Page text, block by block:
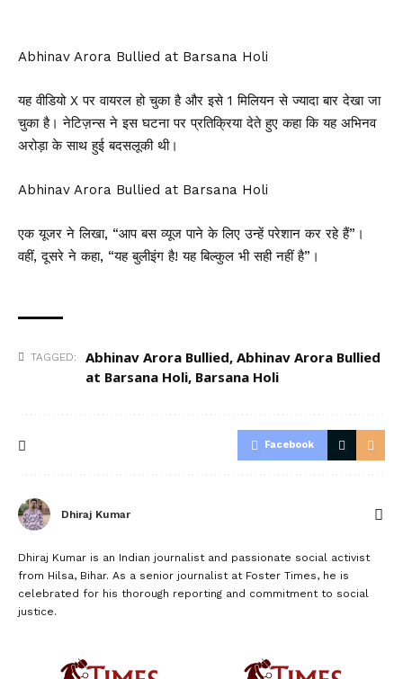
Abhinav Arora Bullied at Barsana Holi
यहवीडियोX पर वायरल हो चुका है और इसे 1 मिलियन से ज्यादा बार देखा जा
चुका है। नेटिज़न्स ने इस घटना पर प्रतिक्रिया देते हुए कहा कि यह अभिनव
अरोड़ा के साथ हुई बदसलूकी थी।
Abhinav Arora Bullied at Barsana Holi
एक यूजर ने लिखा, “आप बस व्यूज पाने के लिए उन्हें परेशान कर रहे हैं”।
वहीं, दूसरे ने कहा, “यह बुलीइंग है! यह बिल्कुल भी सही नहीं है”।
TAGGED: Abhinav Arora Bullied, Abhinav Arora Bullied
at Barsana Holi, Barsana Holi
Facebook
Dhiraj Kumar
Dhiraj Kumar is an Indian journalist and passionate social activist
from Hilsa, Bihar. As a senior journalist at Foster Times, he is
celebrated for his thorough reporting and commitment to social
justice.